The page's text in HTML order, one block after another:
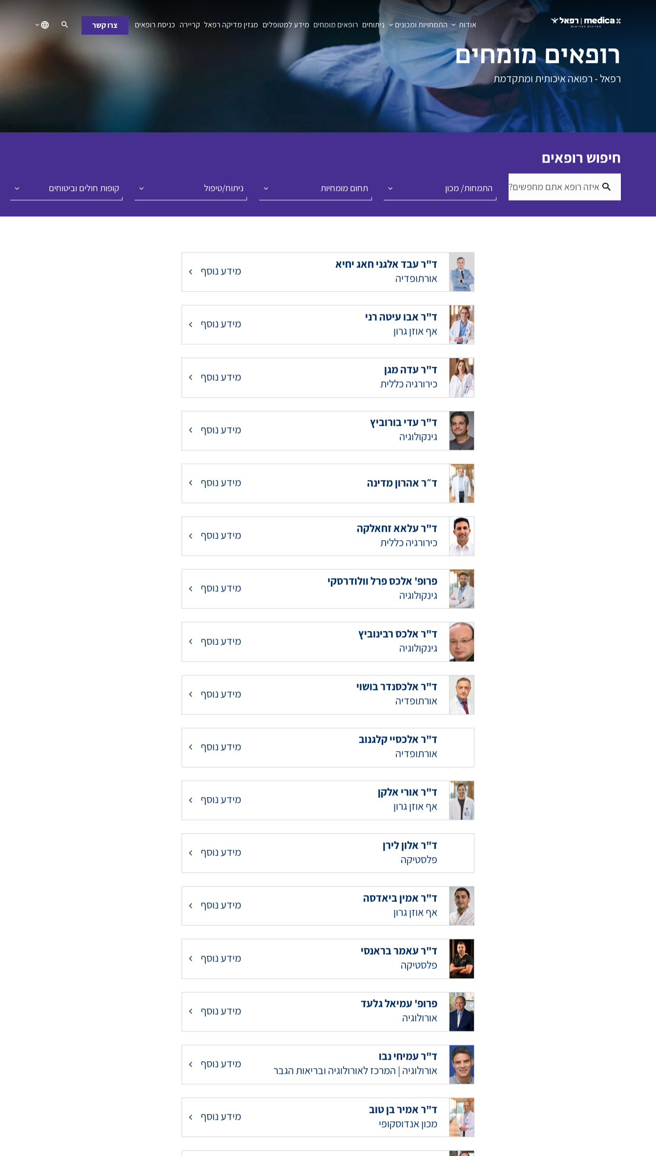
אודות התמחויות ומכונים ניתוחים רופאים מומחים מידע למטופלים מגזין מדיקה רפאל קריירה כניסת רופאים צרו קשר
רופאים מומחים
רפאל - רפואה איכותית ומתקדמת
חיפוש רופאים
ד"ר עבד אלגני חאג יחיא
אורתופדיה
מידע נוסף
ד"ר אבו עיטה רני
אף אוזן גרון
מידע נוסף
ד"ר עדה מגן
כירורגיה כללית
מידע נוסף
ד"ר עדי בורוביץ
מידע נוסף
ד״ר אהרון מדינה מידע נוסף
ד"ר עלאא זחאלקה
כירורגיה כללית
מידע נוסף
פרופ' אלכס פרל וולודרסקי
גינקולוגיה
מידע נוסף
ד"ר אלכס רבינוביץ
גינקולוגיה
מידע נוסף
ד"ר אלכסנדר בושוי
אורתופדיה
מידע נוסף
ד"ר אלכסיי קלגנוב
אורתופדיה
מידע נוסף
ד"ר אורי אלקן
אף אוזן גרון
מידע נוסף
ד"ר אלון לירן
פלסטיקה
מידע נוסף
ד"ר אמין ביאדסה
אף אוזן גרון
מידע נוסף
ד"ר עאמר בראנסי
פלסטיקה
מידע נוסף
פרופ' עמיאל גלעד
אורולוגיה
מידע נוסף
ד"ר עמיחי נבו
אורולוגיה | המרכז לאורולוגיה ובריאות הגבר
מידע נוסף
ד"ר אמיר בן טוב
מידע נוסף